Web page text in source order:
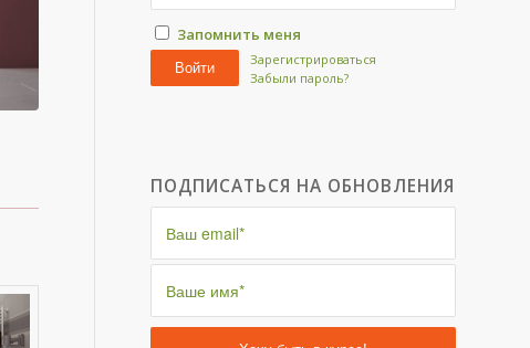
Запомнить меня
Войти
Зарегистрироваться
Забыли пароль?
ПОДПИСАТЬСЯ НА ОБНОВЛЕНИЯ